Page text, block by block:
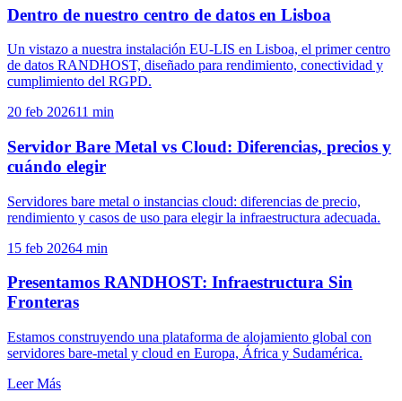
Dentro de nuestro centro de datos en Lisboa
Un vistazo a nuestra instalación EU-LIS en Lisboa, el primer centro
de datos RANDHOST, diseñado para rendimiento, conectividad y
cumplimiento del RGPD.
20 feb 202611 min
Servidor Bare Metal vs Cloud: Diferencias, precios y
cuándo elegir
Servidores bare metal o instancias cloud: diferencias de precio,
rendimiento y casos de uso para elegir la infraestructura adecuada.
15 feb 20264 min
Presentamos RANDHOST: Infraestructura Sin
Fronteras
Estamos construyendo una plataforma de alojamiento global con
servidores bare-metal y cloud en Europa, África y Sudamérica.
Leer Más